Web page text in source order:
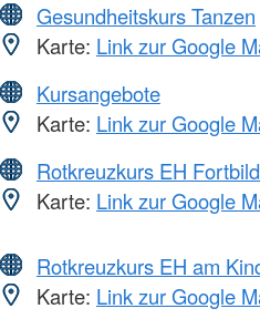
Gesundheitskurs Tanzen
Karte: Link zur Google
Kursangebote
Karte: Link zur Google
Rotkreuzkurs EH
Karte: Link zur Google
Rotkreuzkurs EH am
Karte: Link zur Google